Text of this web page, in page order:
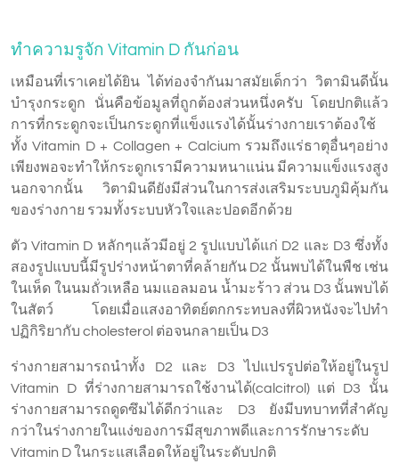
ทำความรูจัก Vitamin D กันก่อน
เหมือนที่เราเคยได้ยิน ได้ท่องจำกันมาสมัยเด็กว่า วิตามินดีนั้น
บำรุงกระดูก นั่นคือข้อมูลที่ถูกต้องส่วนหนึ่งครับ โดยปกติแล้ว
การที่กระดูกจะเป็นกระดูกที่แข็งแรงได้นั้นร่างกายเราต้องใช้
ทั้ง Vitamin D + Collagen + Calcium รวมถึงแร่ธาตุอื่นๆอย่าง
เพียงพอจะทำให้กระดูกเรามีความหนาแน่น มีความแข็งแรงสูง
นอกจากนั้น วิตามินดียังมีส่วนในการส่งเสริมระบบภูมิคุ้มกัน
ของร่างกาย รวมทั้งระบบหัวใจและปอดอีกด้วย
ตัว Vitamin D หลักๆแล้วมีอยู่ 2 รูปแบบได้แก่ D2 และ D3 ซึ่งทั้ง
สองรูปแบบนี้มีรูปร่างหน้าตาที่คล้ายกัน D2 นั้นพบได้ในพืช เช่น
ในเห็ด ในนมถั่วเหลือ นมแอลมอน น้ำมะร้าว ส่วน D3 นั้นพบได้
ในสัตว์ โดยเมื่อแสงอาทิตย์ตกกระทบลงที่ผิวหนังจะไปทำ
ปฏิกิริยากับ cholesterol ต่อจนกลายเป็น D3
ร่างกายสามารถนำทั้ง D2 และ D3 ไปแปรรูปต่อให้อยู่ในรูป
Vitamin D ที่ร่างกายสามารถใช้งานได้(calcitrol) แต่ D3 นั้น
ร่างกายสามารถดูดซึมได้ดีกว่าและ D3 ยังมีบทบาทที่สำคัญ
กว่าในร่างกายในแง่ของการมีสุขภาพดีและการรักษาระดับ
Vitamin D ในกระแสเลือดให้อยู่ในระดับปกติ